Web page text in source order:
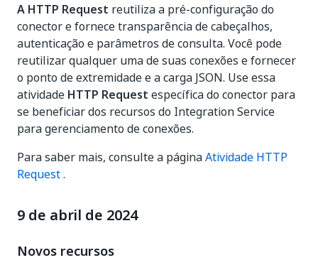
A HTTP Request reutiliza a pré-configuração do
conector e fornece transparência de cabeçalhos,
autenticação e parâmetros de consulta. Você pode
reutilizar qualquer uma de suas conexões e fornecer
o ponto de extremidade e a carga JSON. Use essa
atividade HTTP Request específica do conector para
se beneficiar dos recursos do Integration Service
para gerenciamento de conexões.
Para saber mais, consulte a páginaAtividade HTTP
Request.
9 de abril de 2024
Novos recursos